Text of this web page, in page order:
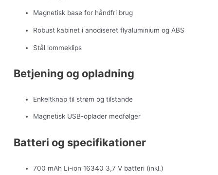
Magnetisk base for håndfri brug
Robust kabinet i anodiseret flyaluminium og ABS
Stål lommeklips
Betjening og opladning
Enkeltknap til strøm og tilstande
Magnetisk USB-oplader medfølger
Batteri og specifikationer
700 mAh Li-ion 16340 3,7 V batteri (inkl.)